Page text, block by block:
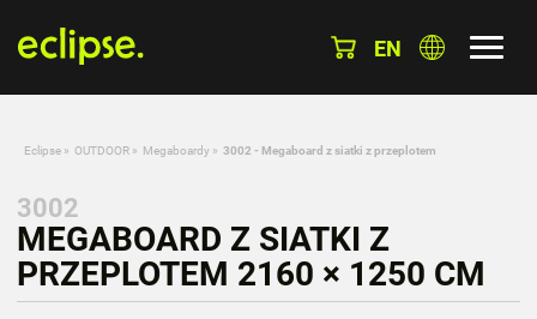
EN
Eclipse » OUTDOOR » Megaboardy » 3002 - Megaboard z siatki z przeplotem
3002
MEGABOARD Z SIATKI Z
PRZEPLOTEM 2160 × 1250 CM